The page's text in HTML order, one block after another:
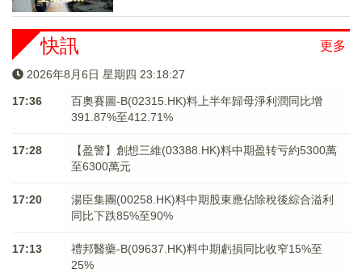
更多
快訊
2026年8月6日 星期四 23:18:28
17:36
百奧賽圖-B(02315.HK)料上半年歸母淨利潤同比增
391.87%至412.71%
17:28
【盈警】創想三維(03388.HK)料中期盈转亏約5300萬
至6300萬元
17:20
湯臣集團(00258.HK)料中期股東應佔除稅後綜合溢利
同比下跌85%至90%
17:13
禮邦醫藥-B(09637.HK)料中期虧損同比收窄15%至
25%